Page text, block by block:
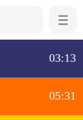
03:13
05:31